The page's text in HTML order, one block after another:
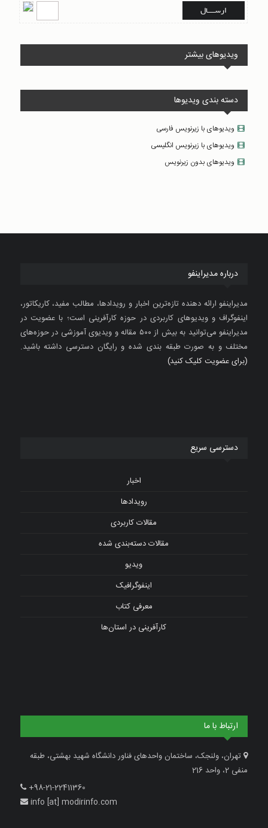
ویدیوهای بیشتر
دسته بندی ویدیوها
ویدیوهای با زیرنویس فارسی
ویدیوهای با زیرنویس انگلیسی
ویدیوهای بدون زیرنویس
درباره مدیراینفو
مدیراینفو ارائه دهنده تازه‌ترین اخبار و رویدادها، مطالب مفید، کاریکاتور،
اینفوگراف و ویدیوهای کاربردی در حوزه کارآفرینی است؛ با عضویت در
مدیراینفو می‌توانید به بیش از ۵۰۰ مقاله و ویدیوی آموزشی در حوزه‌های
مختلف و به صورت طبقه بندی شده و رایگان دسترسی داشته باشید.
(برای عضویت کلیک کنید)
دسترسی سریع
اخبار
رویدادها
مقالات کاربردی
مقالات دسته‌بندی شده
ویدیو
اینفوگرافیک
معرفی کتاب
کارآفرینی در استان‌ها
ارتباط با ما
تهران، ولنجک، ساختمان واحدهای فناور دانشگاه شهید بهشتی، طبقه
منفی 2، واحد 216
+98-21-22411360
info [at] modirinfo.com